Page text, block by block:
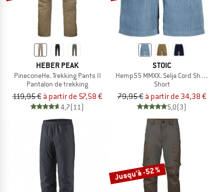
HEBER PEAK
PineconeHe. Trekking Pants II
Pantalon de trekking
119,95 € à partir de 57,58 €
4,7(11)
STOIC
Hemp55 MMXX. Selja Cord Shorts
Short
79,95 € à partir de 34,38 €
5,0(3)
Jusqu'à -52 %